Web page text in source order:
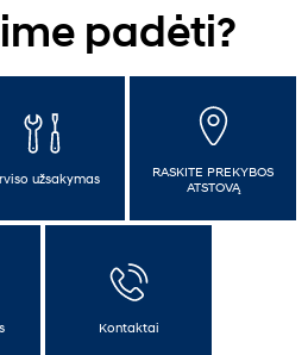
padėti?
užsakymas
RASKITE PREKYBOS
ATSTOVĄ
Kontaktai